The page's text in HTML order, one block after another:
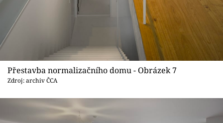
Přestavba normalizačního domu - Obrázek 7
Zdroj: archiv ČCA